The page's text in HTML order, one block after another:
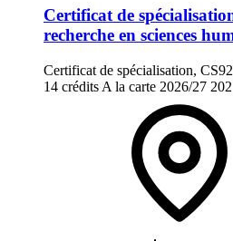
Certificat de
recherche en sciences
Certificat de spécialisation,
14 crédits A la carte 2026/27